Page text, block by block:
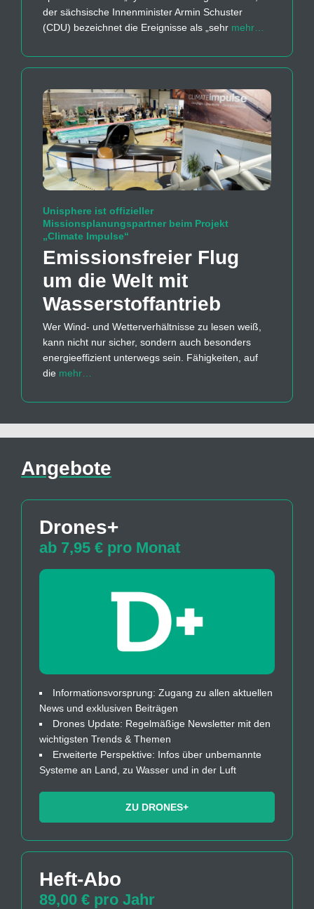
der sächsische Innenminister Armin Schuster
(CDU) bezeichnet die Ereignisse als „sehr mehr…
Unisphere ist offizieller
Missionsplanungspartner beim Projekt
„Climate Impulse“
Emissions­freier Flug
um die Welt mit
Wasserstoff­antrieb
Wer Wind- und Wetterverhältnisse zu lesen weiß,
kann nicht nur sicher, sondern auch besonders
energieeffizient unterwegs sein. Fähigkeiten, auf
die mehr…
Angebote
Drones+
ab 7,95 € pro Monat
Informationsvorsprung: Zugang zu allen aktuellen
News und exklusiven Beiträgen
Drones Update: Regelmäßige Newsletter mit den
wichtigsten Trends & Themen
Erweiterte Perspektive: Infos über unbemannte
Systeme an Land, zu Wasser und in der Luft
ZU DRONES+
Heft-Abo
89,00 € pro Jahr